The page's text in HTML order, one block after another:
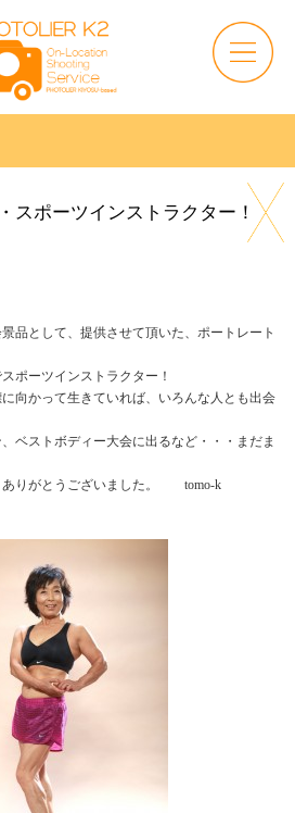
スポーツインストラクター！
品として、提供させて頂いた、ポートレート
ポーツインストラクター！
向かって生きていれば、いろんな人とも出会
ベストボディー大会に出るなど・・・まだま
ありがとうございました。 tomo-k